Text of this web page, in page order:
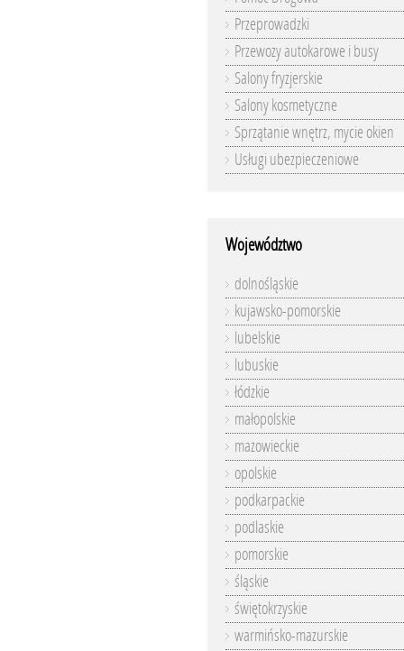
Przeprowadzki
Przewozy autokarowe i busy
Salony fryzjerskie
Salony kosmetyczne
Sprzątanie wnętrz, mycie okien
Usługi ubezpieczeniowe
Województwo
dolnośląskie
kujawsko-pomorskie
lubelskie
lubuskie
łódzkie
małopolskie
mazowieckie
opolskie
podkarpackie
podlaskie
pomorskie
śląskie
świętokrzyskie
warmińsko-mazurskie